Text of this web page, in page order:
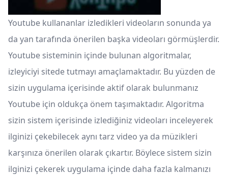
Youtube kullananlar izledikleri videoların sonunda ya
da yan tarafında önerilen başka videoları görmüşlerdir.
Youtube sisteminin içinde bulunan algoritmalar,
izleyiciyi sitede tutmayı amaçlamaktadır. Bu yüzden de
sizin uygulama içerisinde aktif olarak bulunmanız
Youtube için oldukça önem taşımaktadır. Algoritma
sizin sistem içerisinde izlediğiniz videoları inceleyerek
ilginizi çekebilecek aynı tarz video ya da müzikleri
karşınıza önerilen olarak çıkartır. Böylece sistem sizin
ilginizi çekerek uygulama içinde daha fazla kalmanızı